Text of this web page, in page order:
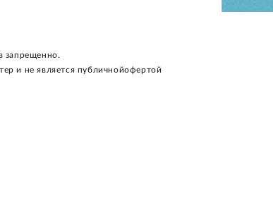
запрещенно.
и не является публичнойофертой